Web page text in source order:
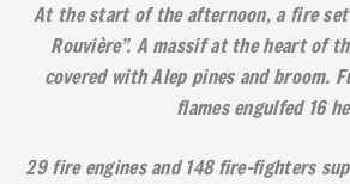
At the start of the afternoon, a fire set
Rouvière”. A massif at the heart of
covered with Alep pines and broom.
flames engulfed 16
29 fire engines and 148 fire-fighters